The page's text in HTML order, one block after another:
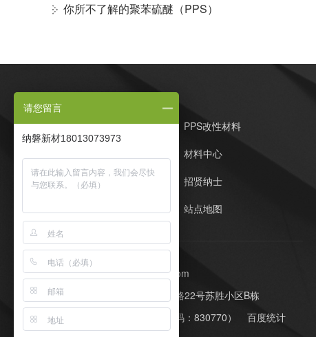
你所不了解的聚苯硫醚（PPS）
纳磐PPS首页
PPS改性材料
材料中心
客户案例
招贤纳士
站点地图
E-Mail：whl@napomaterial.com
公司地址：苏州工业园区同胜路22号苏胜小区B栋
网站制作：
（股票代码：830770） 百度统计
请您留言
纳磐新材18013073973